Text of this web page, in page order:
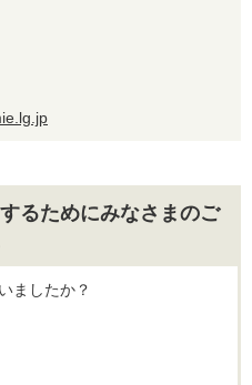
るためにみなさまのご
ましたか？